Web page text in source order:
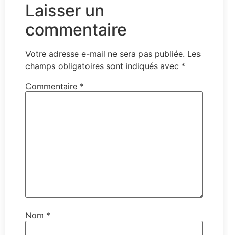
Laisser un
commentaire
Votre adresse e-mail ne sera pas publiée. Les
champs obligatoires sont indiqués avec *
Commentaire *
Nom *